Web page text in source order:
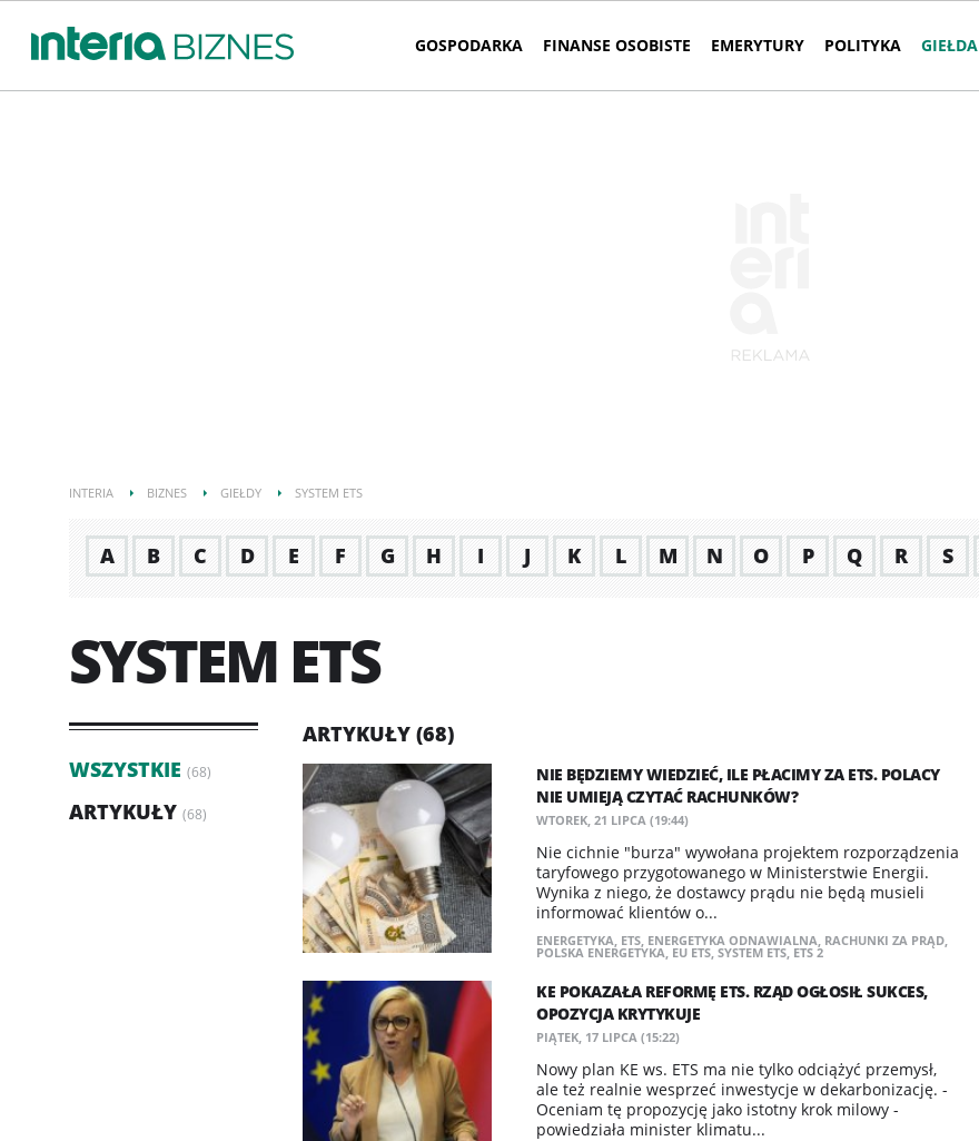
GOSPODARKA FINANSE OSOBISTE EMERYTURY POLITYKA GIEŁDA
INTERIA BIZNES GIEŁDY SYSTEM ETS
A B C D E F G H I J K L M N O P Q R S
SYSTEM ETS
WSZYSTKIE (68)
ARTYKUŁY (68)
ARTYKUŁY (68)
NIE BĘDZIEMY WIEDZIEĆ, ILE PŁACIMY ZA ETS. POLACY
NIE UMIEJĄ CZYTAĆ RACHUNKÓW?
WTOREK, 21 LIPCA (19:44)
Nie cichnie "burza" wywołana projektem rozporządzenia
taryfowego przygotowanego w Ministerstwie Energii.
Wynika z niego, że dostawcy prądu nie będą musieli
informować klientów o...
ENERGETYKA, ETS, ENERGETYKA ODNAWIALNA, RACHUNKI ZA PRĄD,
POLSKA ENERGETYKA, EU ETS, SYSTEM ETS, ETS 2
KE POKAZAŁA REFORMĘ ETS. RZĄD OGŁOSIŁ SUKCES,
OPOZYCJA KRYTYKUJE
PIĄTEK, 17 LIPCA (15:22)
Nowy plan KE ws. ETS ma nie tylko odciążyć przemysł,
ale też realnie wesprzeć inwestycje w dekarbonizację. -
Oceniam tę propozycję jako istotny krok milowy -
powiedziała minister klimatu...